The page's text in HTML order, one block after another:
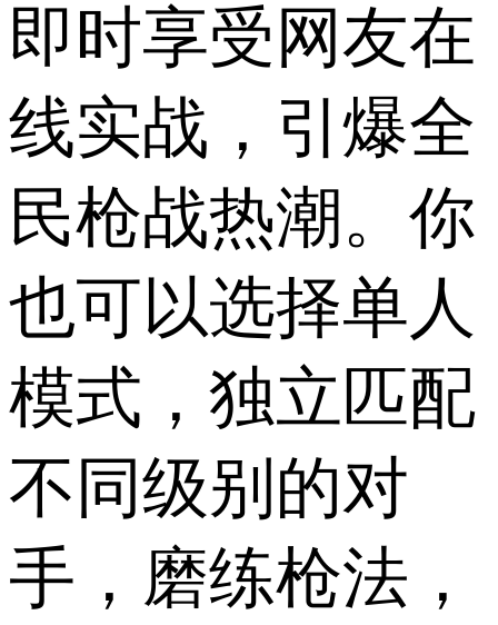
即时享受网友在
线实战，引爆全
民枪战热潮。你
也可以选择单人
模式，独立匹配
不同级别的对
手，磨练枪法，